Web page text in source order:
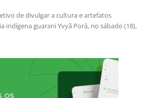
de divulgar a cultura e artefatos
indígena guarani Yvyã Porâ, no sábado (18),